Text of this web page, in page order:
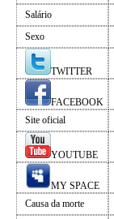
Salário
Sexo
TWITTER
FACEBOOK
Site oficial
YOUTUBE
MY SPACE
Causa da morte